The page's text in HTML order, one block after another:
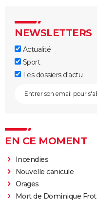
NEWSLETTERS
Actualité
Sport
Les dossiers d'actu
EN CE MOMENT
Incendies
Nouvelle canicule
Orages
Mort de Dominique Frot